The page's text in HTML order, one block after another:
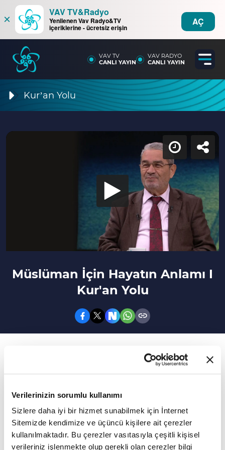
Verilerinizin sorumlu kullanımı
Sizlere daha iyi bir hizmet sunabilmek için İnternet
Sitemizde kendimize ve üçüncü kişilere ait çerezler
kullanılmaktadır. Bu çerezler vasıtasıyla çeşitli kişisel
verileriniz işlenmekte olup gerekli olan çerezler bilgi
×
VAV TV&Radyo
Yenilenen Vav Radyo&TV
içeriklerine - ücretsiz erişin
AÇ
VAV TV
CANLI YAYIN
VAV RADYO
CANLI YAYIN
Kur’an Yolu
Müslüman İçin Hayatın Anlamı I
Kur'an Yolu
Müslümanca bir hayat sürmek ne anlama gelir?
Hayata bir anlam vermeden yaşayabilir miyiz?
Hayat insana neden verildi? Müslümanca bir
hayat sürmek ne anlama gelir?
Bireysel fikirlerden nefsi yorumlardan uzak